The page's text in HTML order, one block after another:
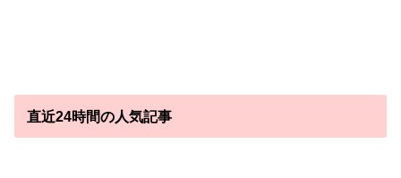
直近24時間の人気記事